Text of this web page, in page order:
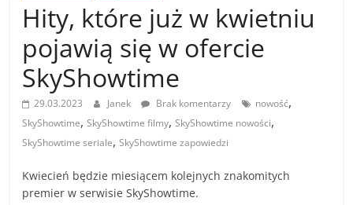
Hity, które już w kwietniu
pojawią się w ofercie
SkyShowtime
29.03.2023 Janek Brak komentarzy nowość,
SkyShowtime,SkyShowtime filmy,SkyShowtime nowości,
SkyShowtime seriale,SkyShowtime zapowiedzi
Kwiecień będzie miesiącem kolejnych znakomitych
premier w serwisie SkyShowtime.